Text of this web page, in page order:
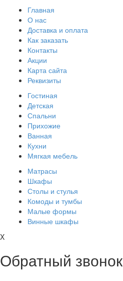
Главная
О нас
Доставка и оплата
Как заказать
Контакты
Акции
Карта сайта
Реквизиты
Гостиная
Детская
Спальни
Прихожие
Ванная
Кухни
Мягкая мебель
Матрасы
Шкафы
Столы и стулья
Комоды и тумбы
Малые формы
Винные шкафы
X
Обратный звонок